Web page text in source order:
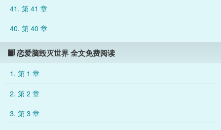
41. 第 41 章
40. 第 40 章
恋爱脑毁灭世界 全文免费阅读
1. 第 1 章
2. 第 2 章
3. 第 3 章